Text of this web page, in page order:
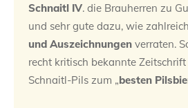
Schnaitl IV. die Brauherren zu
und sehr gute dazu, wie
und Auszeichnungen verraten.
recht kritisch bekannte Zeitschrift
Schnaitl-Pils zum „besten